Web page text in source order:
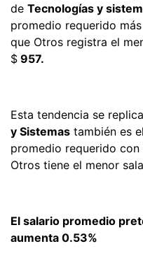
de Tecnologías y
promedio requerido
que Otros registra el
$ 957.
Esta tendencia se
y Sistemas también es
promedio requerido con
Otros tiene el menor
El salario promedio
aumenta 0.53%